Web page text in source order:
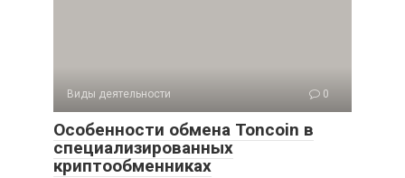
Виды деятельности 0
Особенности обмена Toncoin в
специализированных
криптообменниках